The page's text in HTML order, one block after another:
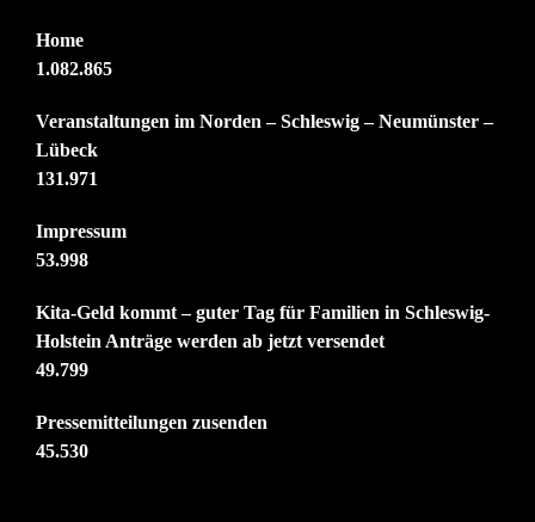
Home
1.082.865
Veranstaltungen im Norden – Schleswig – Neumünster –
Lübeck
131.971
Impressum
53.998
Kita-Geld kommt – guter Tag für Familien in Schleswig-
Holstein Anträge werden ab jetzt versendet
49.799
Pressemitteilungen zusenden
45.530